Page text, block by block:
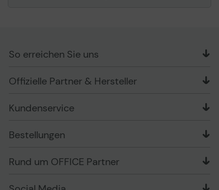
Offizielle Partner & Hersteller
Kundenservice
Bewertungsrichtlinien
Wissen mit OP
Markenshops
Bestellungen
Versand im Namen Dritter
Rund um OFFICE Partner
So erreichen Sie uns
Schlesierring 35
Telefon: +49 (0) 2542 / 9558250
Ansprechpartner bei fehlerhafter Ware und Schäden